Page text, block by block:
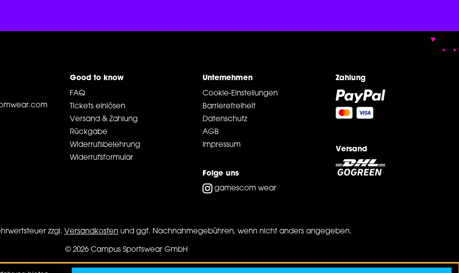
Good to know
FAQ
Tickets einlösen
Versand & Zahlung
Rückgabe
Widerrufsbelehrung
Widerrufsformular
Unternehmen
Cookie-Einstellungen
Barrierefreiheit
Datenschutz
AGB
Impressum
Folge uns
gamescom wear
Zahlung
Versand
zzgl. Versandkostenund ggf. Nachnahmegebühren, wenn nicht anders angegeben.
© 2026 Campus Sportswear GmbH